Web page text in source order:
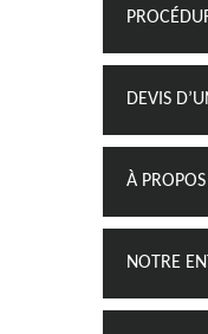
DEVIS
À
NOTRE